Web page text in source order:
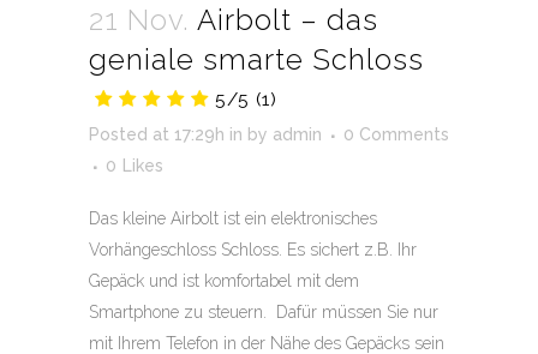
21 Nov. Airbolt – das
geniale smarte Schloss
5/5 (1)
Posted at 17:29h in by admin
0 Comments
0
Likes
Das kleine Airbolt ist ein elektronisches
Vorhängeschloss Schloss. Es sichert z.B. Ihr
Gepäck und ist komfortabel mit dem
Smartphone zu steuern. Dafür müssen Sie nur
mit Ihrem Telefon in der Nähe des Gepäcks sein